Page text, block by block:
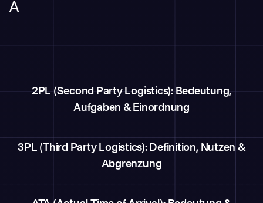
A
2PL (Second Party Logistics): Bedeutung,
Aufgaben & Einordnung
3PL (Third Party Logistics): Definition, Nutzen &
Abgrenzung